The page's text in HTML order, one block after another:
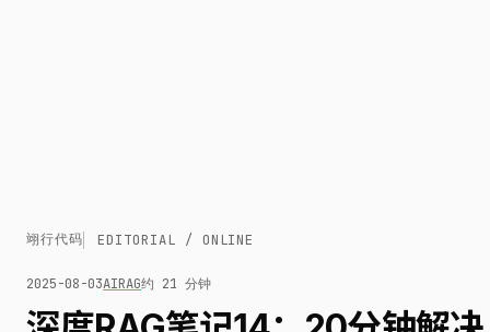
翊行代码 EDITORIAL / ONLINE
2025-08-03AIRAG约 21 分钟